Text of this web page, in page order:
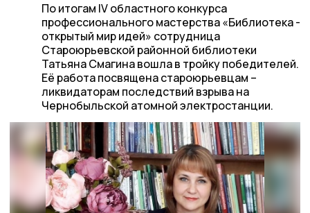
По итогам IV областного конкурса
профессионального мастерства «Библиотека -
открытый мир идей» сотрудница
Староюрьевской районной библиотеки
Татьяна Смагина вошла в тройку победителей.
Её работа посвящена староюрьевцам –
ликвидаторам последствий взрыва на
Чернобыльской атомной электростанции.